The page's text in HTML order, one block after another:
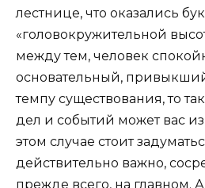
лестнице, что оказались
«головокружительной
между тем, человек
основательный,
темпу существования, то
дел и событий может вас
этом случае стоит
действительно важно,
прежде всего, на главном.